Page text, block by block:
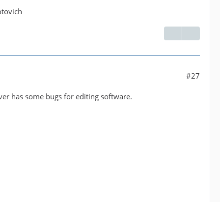
#27
has some bugs for editing software.